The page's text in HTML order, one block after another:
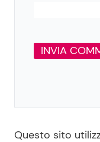
Questo sito